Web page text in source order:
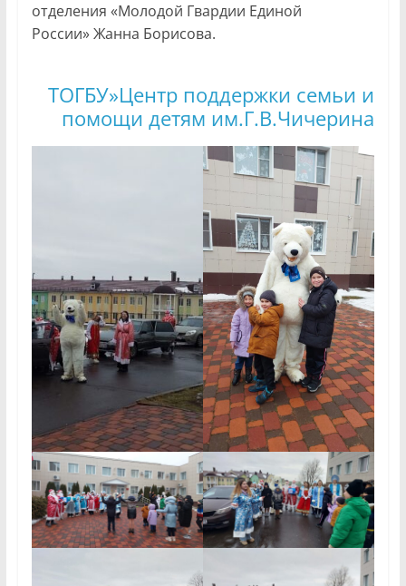
отделения «Молодой Гвардии Единой
России» Жанна Борисова.
ТОГБУ»Центр поддержки семьи и
помощи детям им.Г.В.Чичерина